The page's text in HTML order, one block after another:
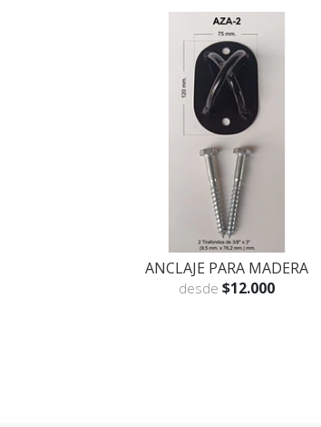
ANCLAJE PARA MADERA
desde $12.000